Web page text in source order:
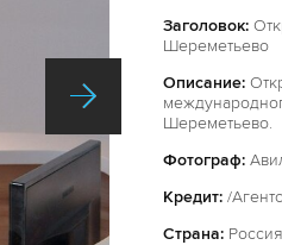
Заголовок:
Шереметьево
Описание:
Шереметьево.
Фотограф:
Кредит: /
Страна: Россия